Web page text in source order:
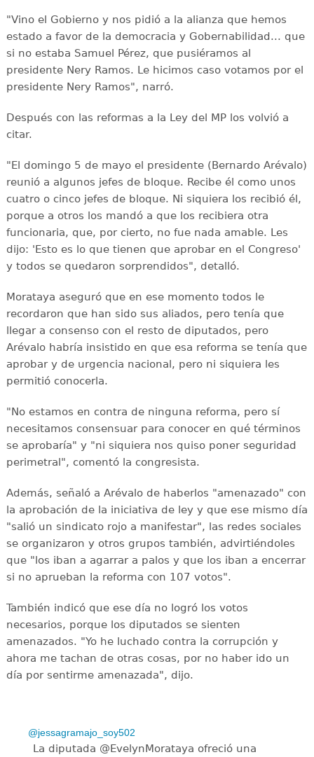
"Vino el Gobierno y nos pidió a la alianza que hemos
estado a favor de la democracia y Gobernabilidad... que
si no estaba Samuel Pérez, que pusiéramos al
presidente Nery Ramos. Le hicimos caso votamos por el
presidente Nery Ramos", narró.
Después con las reformas a la Ley del MP los volvió a
citar.
"El domingo 5 de mayo el presidente (Bernardo Arévalo)
reunió a algunos jefes de bloque. Recibe él como unos
cuatro o cinco jefes de bloque. Ni siquiera los recibió él,
porque a otros los mandó a que los recibiera otra
funcionaria, que, por cierto, no fue nada amable. Les
dijo: 'Esto es lo que tienen que aprobar en el Congreso'
y todos se quedaron sorprendidos", detalló.
Morataya aseguró que en ese momento todos le
recordaron que han sido sus aliados, pero tenía que
llegar a consenso con el resto de diputados, pero
Arévalo habría insistido en que esa reforma se tenía que
aprobar y de urgencia nacional, pero ni siquiera les
permitió conocerla.
"No estamos en contra de ninguna reforma, pero sí
necesitamos consensuar para conocer en qué términos
se aprobaría" y "ni siquiera nos quiso poner seguridad
perimetral", comentó la congresista.
Además, señaló a Arévalo de haberlos "amenazado" con
la aprobación de la iniciativa de ley y que ese mismo día
"salió un sindicato rojo a manifestar", las redes sociales
se organizaron y otros grupos también, advirtiéndoles
que "los iban a agarrar a palos y que los iban a encerrar
si no aprueban la reforma con 107 votos".
También indicó que ese día no logró los votos
necesarios, porque los diputados se sienten
amenazados. "Yo he luchado contra la corrupción y
ahora me tachan de otras cosas, por no haber ido un
día por sentirme amenazada", dijo.
@jessagramajo_soy502
La diputada @EvelynMorataya ofreció una